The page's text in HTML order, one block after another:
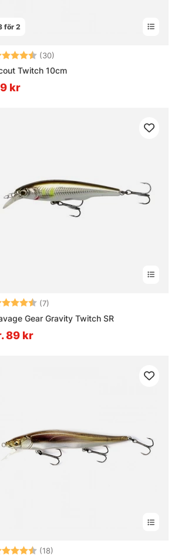
för 2
(30)
Twitch 10cm
kr
(7)
Gear Gravity Twitch SR
89 kr
(18)